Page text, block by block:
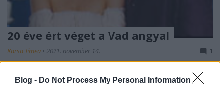
Blog - Do Not Process My Personal Information
20 éve ért véget a Vad angyal
Karsa Tímea • 2021. november 14. 1
Már húsz év eltelt azóta, hogy véget értek Milagros
és Ivo kalandjai. A ’90-es évek szappanopera-